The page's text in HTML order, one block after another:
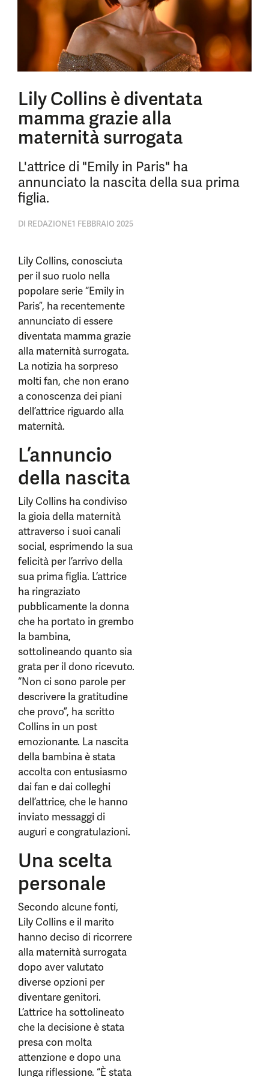
Lily Collins è diventata
mamma grazie alla
maternità surrogata
L'attrice di "Emily in Paris" ha
annunciato la nascita della sua prima
figlia.
DI REDAZIONE1 FEBBRAIO 2025
Lily Collins, conosciuta
per il suo ruolo nella
popolare serie “Emily in
Paris”, ha recentemente
annunciato di essere
diventata mamma grazie
alla maternità surrogata.
La notizia ha sorpreso
molti fan, che non erano
a conoscenza dei piani
dell’attrice riguardo alla
maternità.
L’annuncio
della nascita
Lily Collins ha condiviso
la gioia della maternità
attraverso i suoi canali
social, esprimendo la sua
felicità per l’arrivo della
sua prima figlia. L’attrice
ha ringraziato
pubblicamente la donna
che ha portato in grembo
la bambina,
sottolineando quanto sia
grata per il dono ricevuto.
“Non ci sono parole per
descrivere la gratitudine
che provo”, ha scritto
Collins in un post
emozionante. La nascita
della bambina è stata
accolta con entusiasmo
dai fan e dai colleghi
dell’attrice, che le hanno
inviato messaggi di
auguri e congratulazioni.
Una scelta
personale
Secondo alcune fonti,
Lily Collins e il marito
hanno deciso di ricorrere
alla maternità surrogata
dopo aver valutato
diverse opzioni per
diventare genitori.
L’attrice ha sottolineato
che la decisione è stata
presa con molta
attenzione e dopo una
lunga riflessione. “È stata